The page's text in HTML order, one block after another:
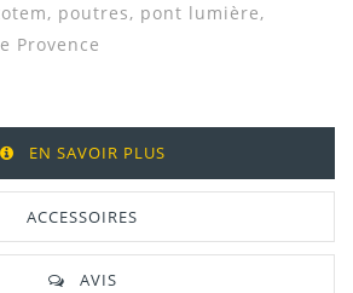
poutres, pont lumière,
Provence
EN SAVOIR PLUS
ACCESSOIRES
AVIS